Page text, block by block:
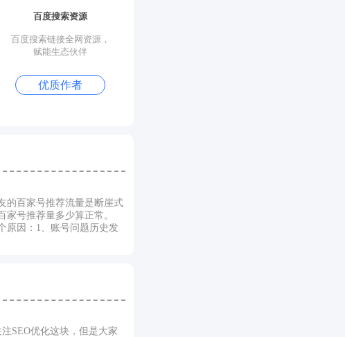
百度搜索资源
百度搜索链接全网资源，
赋能生态伙伴
优质作者
的百家号推荐流量是断崖式
号推荐量多少算正常。
原因：1、账号问题历史发
SEO优化这块，但是大家